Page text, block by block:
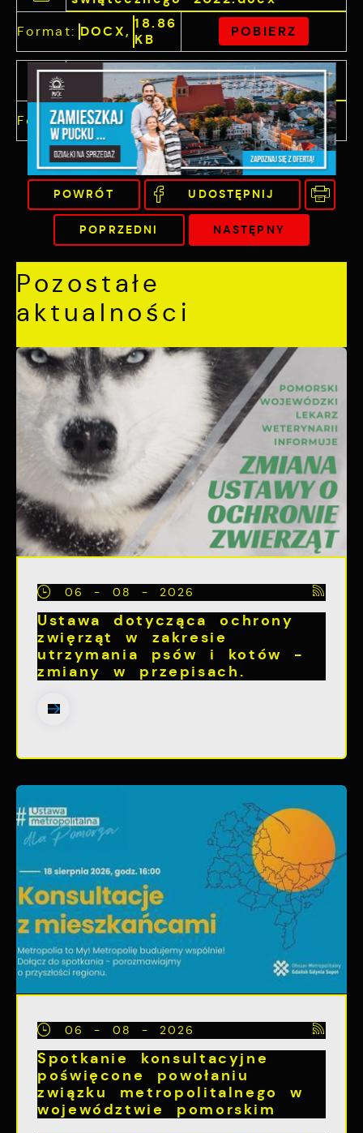
Format: DOCX, 18.86
KB
POBIERZ
REGULAMIN JARMARKU
ŚWIĄTECZNEGO 2022.pdf
Format: PDF, 139.84
KB
POBIERZ
POWRÓT UDOSTĘPNIJ
POPRZEDNI NASTĘPNY
Pozostałe
aktualności
06 - 08 - 2026
Ustawa dotycząca ochrony
zwięrząt w zakresie
utrzymania psów i kotów -
zmiany w przepisach.
06 - 08 - 2026
Spotkanie konsultacyjne
poświęcone powołaniu
związku metropolitalnego w
województwie pomorskim